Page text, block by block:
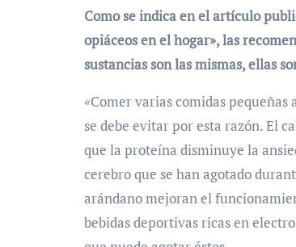
Como se indica en el artículo
opiáceos en el hogar», las
sustancias son las mismas, ellas
«Comer varias comidas
se debe evitar por esta razón. El
que la proteína disminuye la
cerebro que se han agotado
arándano mejoran el
bebidas deportivas ricas en